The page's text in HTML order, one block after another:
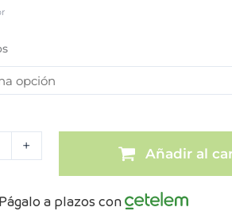
+ Añadir al
Págalo a plazos con